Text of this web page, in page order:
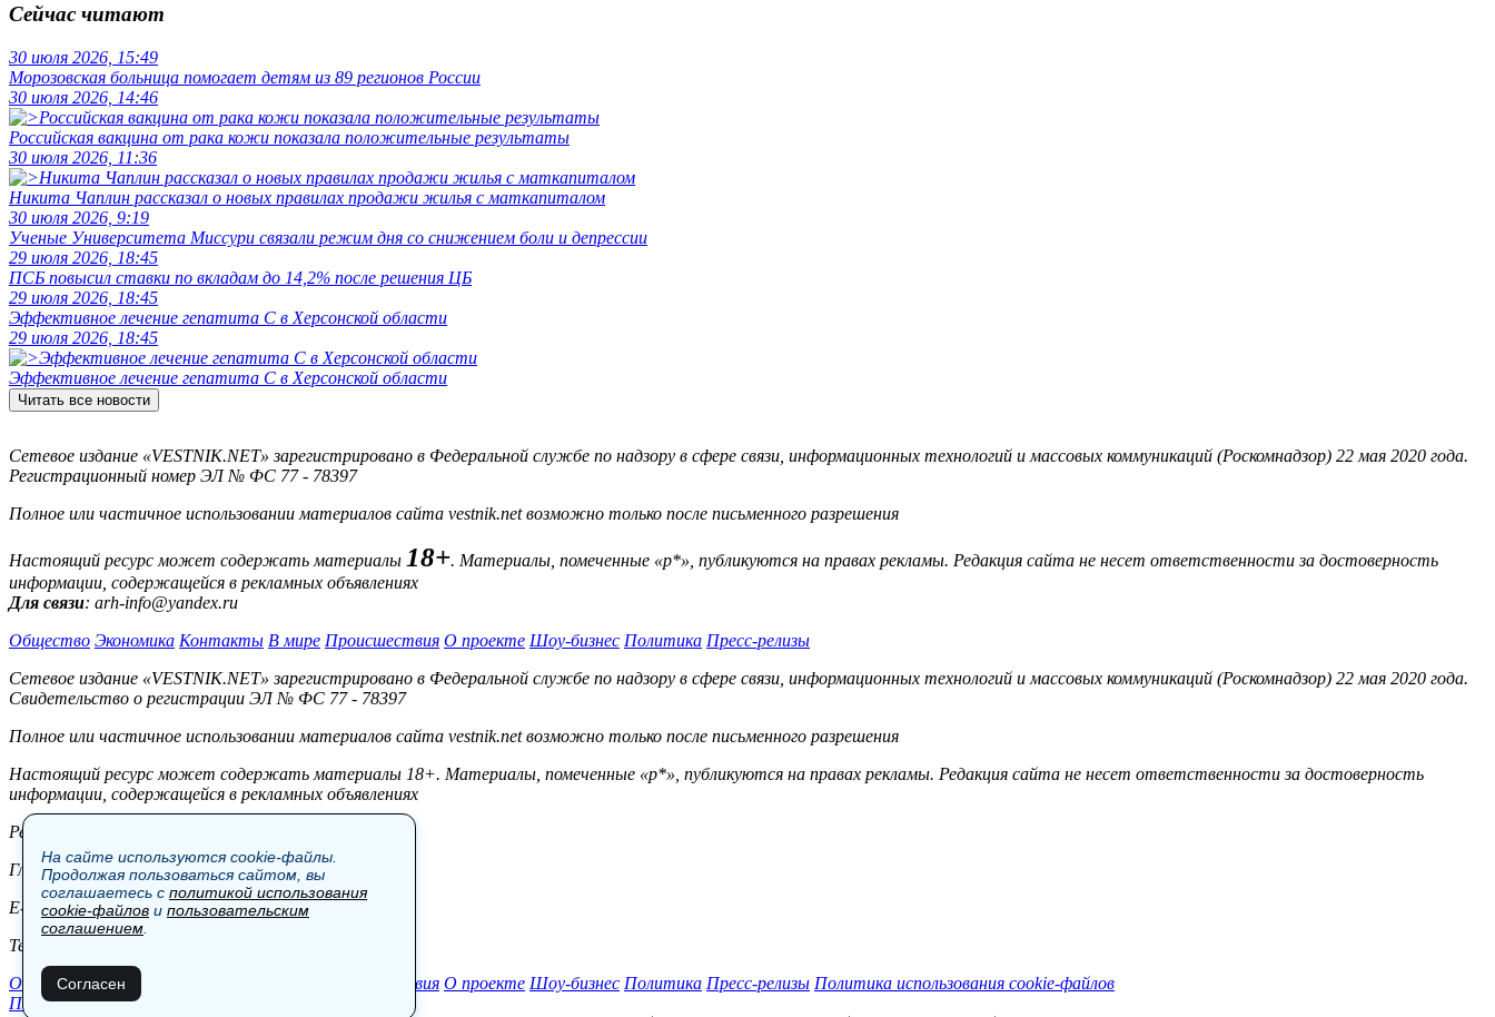
Сейчас читают
30 июля 2026, 15:49
Морозовская больница помогает детям из 89 регионов России
30 июля 2026, 14:46
Российская вакцина от рака кожи показала положительные результаты
30 июля 2026, 11:36
Никита Чаплин рассказал о новых правилах продажи жилья с маткапиталом
30 июля 2026, 9:19
Ученые Университета Миссури связали режим дня со снижением боли и депрессии
29 июля 2026, 18:45
ПСБ повысил ставки по вкладам до 14,2% после решения ЦБ
29 июля 2026, 18:45
Эффективное лечение гепатита C в Херсонской области
29 июля 2026, 18:45
Эффективное лечение гепатита C в Херсонской области
Читать все новости
Сетевое издание «VESTNIK.NET» зарегистрировано в Федеральной службе по надзору в сфере связи, информационных технологий и массовых коммуникаций (Роскомнадзор) 22 мая 2020 года.
Регистрационный номер ЭЛ № ФС 77 - 78397
Полное или частичное использовании материалов сайта vestnik.net возможно только после письменного разрешения
Настоящий ресурс может содержать материалы 18+. Материалы, помеченные «р*», публикуются на правах рекламы. Редакция сайта не несет ответственности за достоверность
информации, содержащейся в рекламных объявлениях
Для связи: arh-info@yandex.ru
Общество Экономика Контакты В мире Происшествия О проекте Шоу-бизнес Политика Пресс-релизы
Сетевое издание «VESTNIK.NET» зарегистрировано в Федеральной службе по надзору в сфере связи, информационных технологий и массовых коммуникаций (Роскомнадзор) 22 мая 2020 года.
Свидетельство о регистрации ЭЛ № ФС 77 - 78397
Полное или частичное использовании материалов сайта vestnik.net возможно только после письменного разрешения
Настоящий ресурс может содержать материалы 18+. Материалы, помеченные «р*», публикуются на правах рекламы. Редакция сайта не несет ответственности за достоверность
информации, содержащейся в рекламных объявлениях
Редакция:
Главный редактор: Боровов М.С.
E-mail: site@vestnik.net, reb.msk@yandex.ru
Тел.: +7 (921) 720-00-97
Общество Экономика Происшествия О проекте Шоу-бизнес Политика Пресс-релизы Политика использования cookie-файлов
Пользовательское соглашение
На сайте используются cookie-файлы.
Продолжая пользоваться сайтом, вы
соглашаетесь с политикой использования
cookie-файлов и пользовательским
соглашением
Согласен